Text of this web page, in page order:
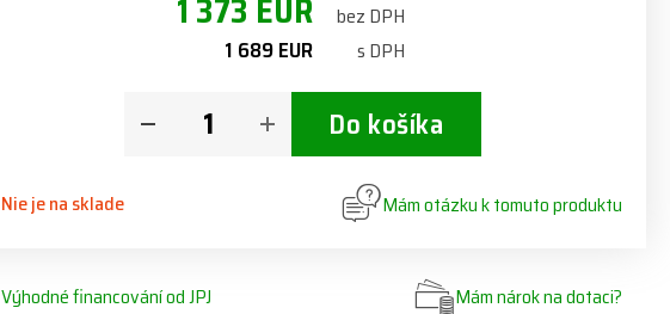
1 373 EUR bez DPH
1 689 EUR s DPH
Do košíka
Nie je na sklade Mám otázku k tomuto produktu
Výhodné financování od JPJ Mám nárok na dotaci?